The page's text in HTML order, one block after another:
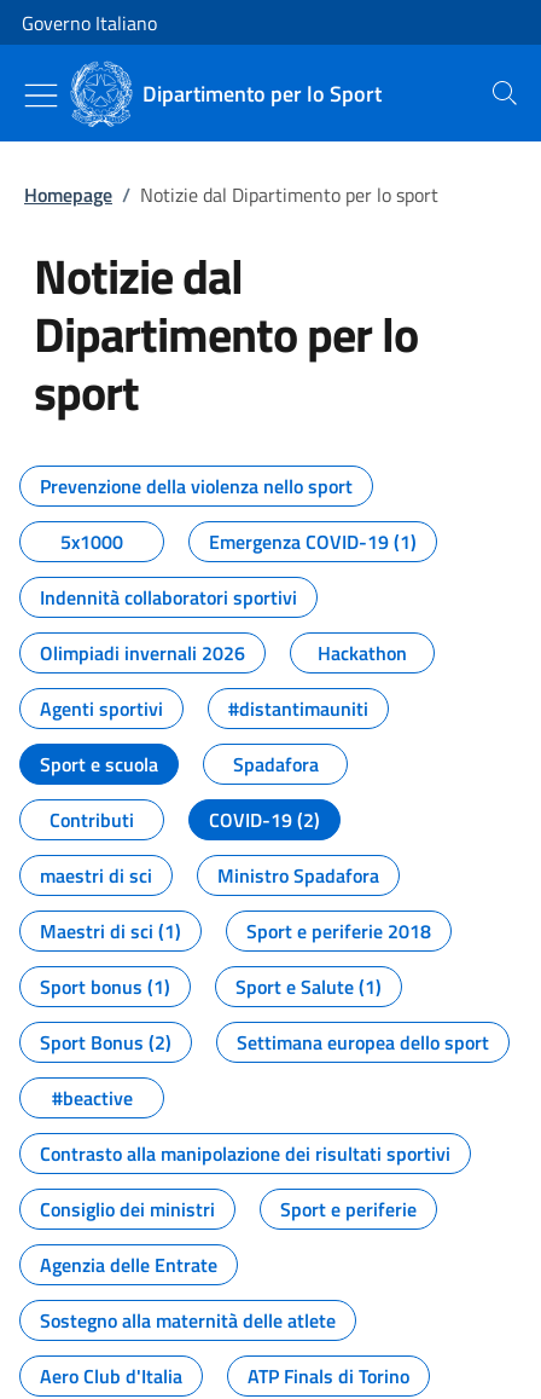
Vai al contenuto
Vai alla navigazione del sito
Governo Italiano
Dipartimento per lo Sport Cerca
Homepage / Notizie dal Dipartimento per lo sport
Notizie dal
Dipartimento per lo
sport
Tutti i contenuti della pagina
Prevenzione della violenza nello sport
5x1000
Emergenza COVID-19 (1)
Indennità collaboratori sportivi
Olimpiadi invernali 2026
Hackathon
Agenti sportivi
#distantimauniti
Sport e scuola
Spadafora
Contributi
COVID-19 (2)
maestri di sci
Ministro Spadafora
Maestri di sci (1)
Sport e periferie 2018
Sport bonus (1)
Sport e Salute (1)
Sport Bonus (2)
Settimana europea dello sport
#beactive
Contrasto alla manipolazione dei risultati sportivi
Consiglio dei ministri
Sport e periferie
Agenzia delle Entrate
Sostegno alla maternità delle atlete
Aero Club d'Italia
ATP Finals di Torino